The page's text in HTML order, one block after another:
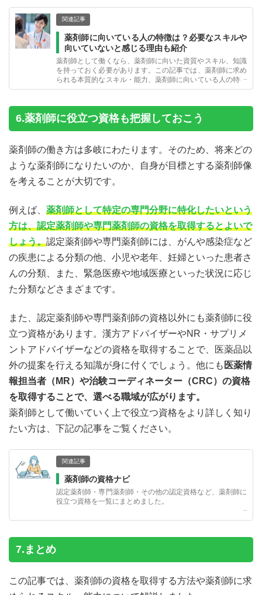
関連記事
薬剤師に向いている人の特徴は？必要なスキルや
向いていないと感じる理由も紹介
薬剤師として働くなら、薬剤師に向いた資質やスキル、知識
を持っておく必要があります。この記事では、薬剤師に求め
られる本質的なスキル・能力、薬剤師に向いている人の特徴
や薬剤師に向いていないと感じたときの対処法などを解説し
6.薬剤師に役立つ資格も把握しておこう
薬剤師の働き方は多岐にわたります。そのため、将来どの
ような薬剤師になりたいのか、自身が目標とする薬剤師像
を考えることが大切です。
例えば、 薬剤師として特定の専門分野に特化したいという
方は、認定薬剤師や専門薬剤師の資格を取得するとよいで
しょう。認定薬剤師や専門薬剤師には、がんや感染症など
の疾患による分類の他、小児や老年、妊婦といった患者さ
んの分類、また、緊急医療や地域医療といった状況に応じ
た分類などさまざまです。
また、認定薬剤師や専門薬剤師の資格以外にも薬剤師に役
立つ資格があります。漢方アドバイザーやNR・サプリメ
ントアドバイザーなどの資格を取得することで、医薬品以
外の提案を行える知識が身に付くでしょう。他にも 医薬情
報担当者（MR）や治験コーディネーター（CRC）の資格
を取得することで、選べる職域が広がります。
薬剤師として働いていく上で役立つ資格をより詳しく知り
たい方は、下記の記事をご覧ください。
関連記事
薬剤師の資格ナビ
認定薬剤師・専門薬剤師・その他の認定資格など、薬剤師に
役立つ資格を一覧にまとめました。
7.まとめ
この記事では、薬剤師の資格を取得する方法や薬剤師に求